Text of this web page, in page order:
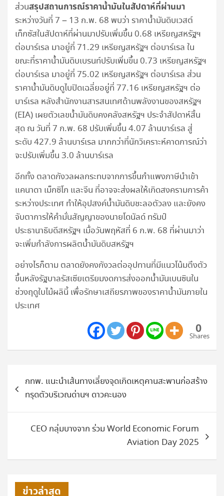
ส่วนสรุปสถานการณ์ราคาน้ำมันในสัปดาห์ที่ผ่านมา
ระหว่างวันที่ 7 – 13 ก.พ. 68 พบว่า ราคาน้ำมันดิบเวสต์
เท็กซัสในสัปดาห์ที่ผ่านมาปรับเพิ่มขึ้น 0.68 เหรียญสหรัฐฯ
ต่อบาร์เรล มาอยู่ที่ 71.29 เหรียญสหรัฐฯ ต่อบาร์เรล ใน
ขณะที่ราคาน้ำมันดิบเบรนท์ปรับเพิ่มขึ้น 0.73 เหรียญสหรัฐฯ
ต่อบาร์เรล มาอยู่ที่ 75.02 เหรียญสหรัฐฯ ต่อบาร์เรล ส่วน
ราคาน้ำมันดิบดูไบปิดเฉลี่ยอยู่ที่ 77.16 เหรียญสหรัฐฯ ต่อ
บาร์เรล หลังสำนักงานสารสนเทศด้านพลังงานของสหรัฐฯ
(EIA) เผยตัวเลขน้ำมันดิบคงคลังสหรัฐฯ ประจำสัปดาห์สิ้น
สุด ณ วันที่ 7 ก.พ. 68 ปรับเพิ่มขึ้น 4.07 ล้านบาร์เรล สู่
ระดับ 427.9 ล้านบาร์เรล มากกว่าที่นักวิเคราะห์คาดการณ์ว่า
จะปรับเพิ่มขึ้น 3.0 ล้านบาร์เรล
อีกทั้ง ตลาดกังวลผลกระทบจากการขึ้นกำแพงภาษีนำเข้า
แคนาดา เม็กซิโก และจีน ที่อาจจะส่งผลให้เกิดสงครามการค้า
ระหว่างประเทศ ทำให้อุปสงค์น้ำมันดิบชะลอตัวลง และยังคง
จับตาการให้คำมั่นสัญญาของนายโดนัลด์ ทรัมป์
ประธานาธิบดีสหรัฐฯ เมื่อวันพฤหัสที่ 6 ก.พ. 68 ที่ผ่านมาว่า
จะเพิ่มกำลังการผลิตน้ำมันดิบสหรัฐฯ
อย่างไรก็ตาม ตลาดยังคงกังวลต่ออุปทานที่มีแนวโน้มตึงตัว
ขึ้นหลังรัฐบาลรัสเซียเตรียมงดการส่งออกน้ำมันเบนซินใน
ช่วงฤดูใบไม้ผลินี้ เพื่อรักษาเสถียรภาพของราคาน้ำมันภายใน
ประเทศ
0
Shares
เรื่องกทพ. แนะนำเส้นทางเลี่ยงจุดเกิดเหตุคานสะพานก่อสร้าง
ทรุดตัวบริเวณด่านฯ ดาวคะนอง
CEO กลุ่มบางจาก ร่วม World Economic Forum
Aviation Day 2025
ข่าวล่าสุด